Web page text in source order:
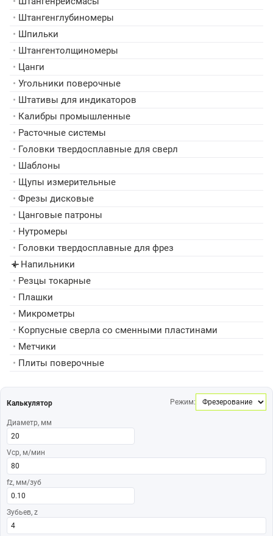
• Штангенглубиномеры
• Шпильки
• Штангентолщиномеры
• Цанги
• Угольники поверочные
• Штативы для индикаторов
• Калибры промышленные
• Расточные системы
• Головки твердосплавные для сверл
• Шаблоны
• Щупы измерительные
• Фрезы дисковые
• Цанговые патроны
• Нутромеры
• Головки твердосплавные для фрез
▸ Напильники
• Резцы токарные
• Плашки
• Микрометры
• Корпусные сверла со сменными пластинами
• Метчики
• Плиты поверочные
Калькулятор Режим:
Диаметр, мм
Vср, м/мин
fz, мм/зуб
Зубьев, z